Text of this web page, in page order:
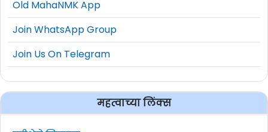
Old MahaNMK App
Join WhatsApp Group
Join Us On Telegram
महत्वाच्या लिंक्स